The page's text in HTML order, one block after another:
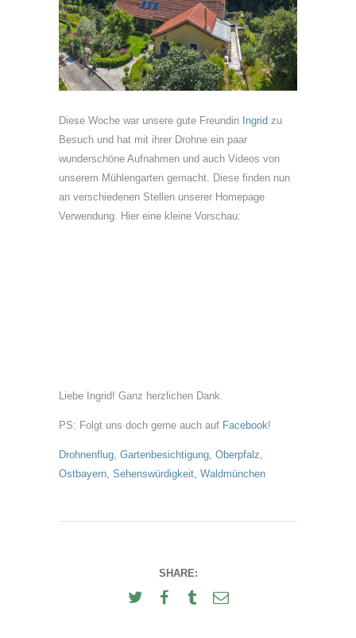
Diese Woche war unsere gute Freundin Ingrid zu
Besuch und hat mit ihrer Drohne ein paar
wunderschöne Aufnahmen und auch Videos von
unserem Mühlengarten gemacht. Diese finden nun
an verschiedenen Stellen unserer Homepage
Verwendung. Hier eine kleine Vorschau:
Liebe Ingrid! Ganz herzlichen Dank.
PS: Folgt uns doch gerne auch auf Facebook!
Drohnenflug, Gartenbesichtigung, Oberpfalz,
Ostbayern, Sehenswürdigkeit, Waldmünchen
SHARE: